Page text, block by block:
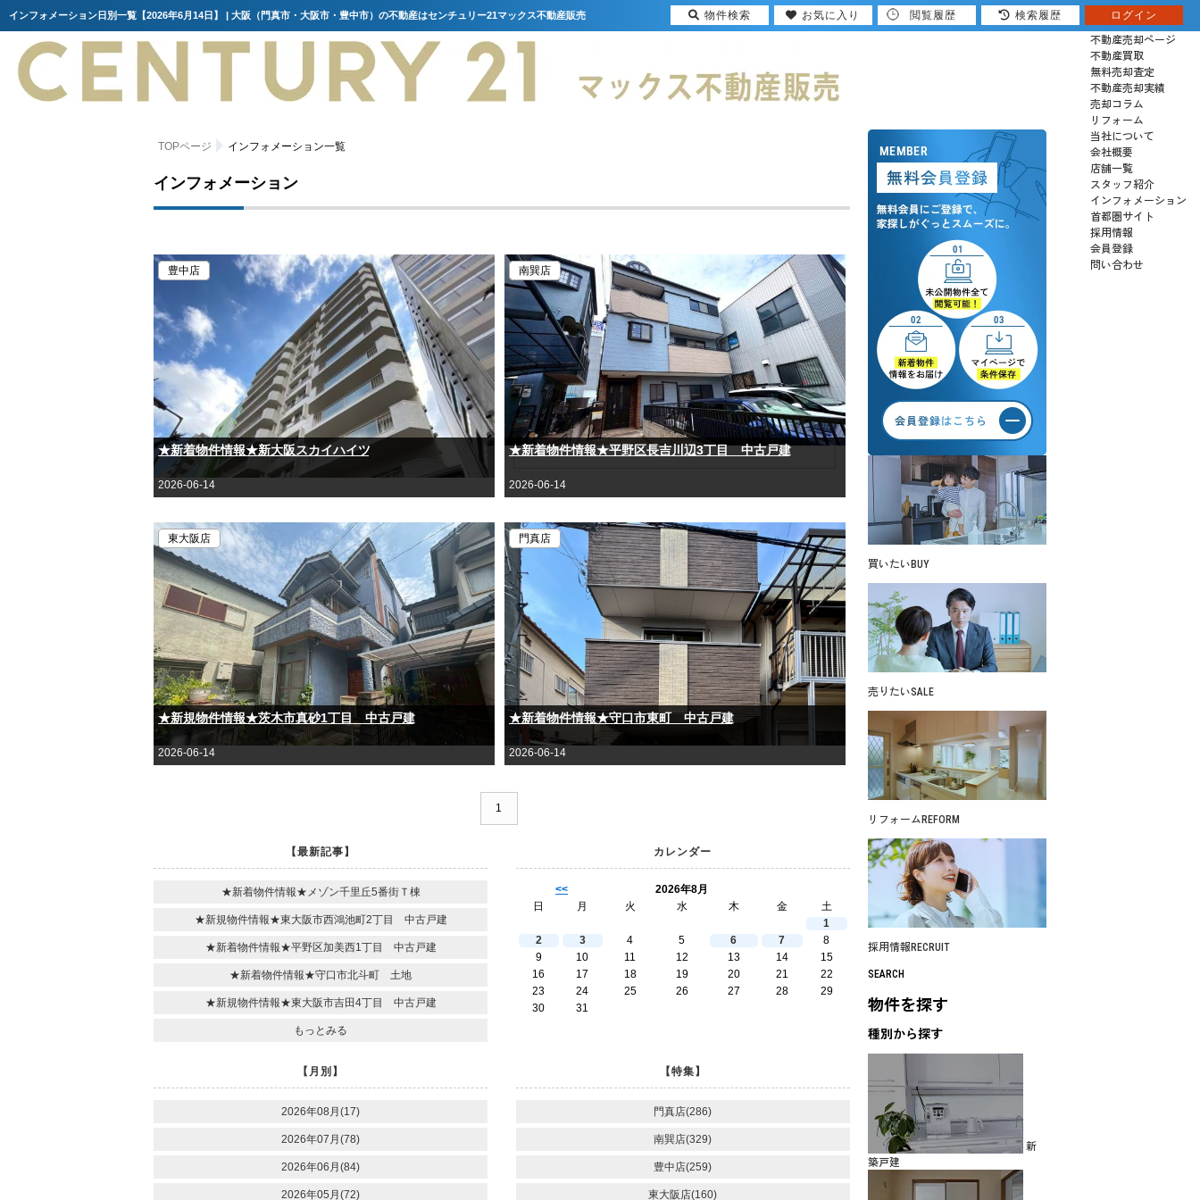
インフォメーション日別一覧【2026年6月14日】 | 大阪（門真市・大阪市・豊中市）の不動産はセンチュリー21マックス不動産販売
売りたい
不動産売却ページ
不動産買取
無料売却査定
不動産売却実績
売却コラム
リフォーム
当社について
会社概要
店舗一覧
スタッフ紹介
インフォメーション
首都圏サイト
採用情報
会員登録
問い合わせ
TOPページ インフォメーション一覧
インフォメーション
豊中店
★新着物件情報★新大阪スカイハイツ
2026-06-14
南巽店
★新着物件情報★平野区長吉川辺3丁目 中古戸建
2026-06-14
東大阪店
★新規物件情報★茨木市真砂1丁目 中古戸建
2026-06-14
門真店
★新着物件情報★守口市東町 中古戸建
2026-06-14
1
【最新記事】
★新着物件情報★メゾン千里丘5番街Ｔ棟
★新規物件情報★東大阪市西鴻池町2丁目 中古戸建
★新着物件情報★平野区加美西1丁目 中古戸建
★新着物件情報★守口市北斗町 土地
★新規物件情報★東大阪市吉田4丁目 中古戸建
もっとみる
カレンダー
<<
2026年8月
日
月 火 水 木 金
土
1
2
3 4 5 6 7
8
9
10 11 12 13 14
15
16
17 18 19 20 21
22
23
24 25 26 27 28
29
30
31
【月別】
2026年08月(17)
2026年07月(78)
2026年06月(84)
2026年05月(72)
【特集】
門真店(286)
南巽店(329)
豊中店(259)
東大阪店(160)
買いたい BUY
売りたいSALE
リフォーム REFORM
採用情報 RECRUIT
SEARCH
物件を探す
種別から探す
新
築戸建
物件検索 お気に入り 閲覧履歴 検索履歴 ログイン